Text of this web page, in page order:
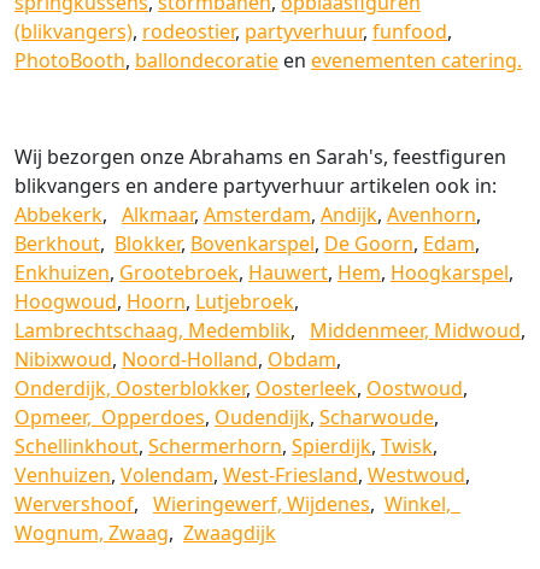
(blikvangers), rodeostier, partyverhuur, funfood,
PhotoBooth, ballondecoratie en evenementen catering.
Wij bezorgen onze Abrahams en Sarah's, feestfiguren
blikvangers en andere partyverhuur artikelen ook in:
Abbekerk, Alkmaar, Amsterdam, Andijk, Avenhorn,
Berkhout, Blokker, Bovenkarspel, De Goorn, Edam,
Enkhuizen, Grootebroek, Hauwert, Hem, Hoogkarspel,
Hoogwoud, Hoorn, Lutjebroek,
Lambrechtschaag, Medemblik, Middenmeer, Midwoud,
Nibixwoud, Noord-Holland, Obdam,
Onderdijk, Oosterblokker, Oosterleek, Oostwoud,
Opmeer, Opperdoes, Oudendijk, Scharwoude,
Schellinkhout, Schermerhorn, Spierdijk, Twisk,
Venhuizen, Volendam, West-Friesland, Westwoud,
Wervershoof, Wieringewerf, Wijdenes, Winkel,
Wognum, Zwaag, Zwaagdijk